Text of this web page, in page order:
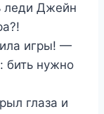
леди Джейн
игры! —
бить нужно
глаза и